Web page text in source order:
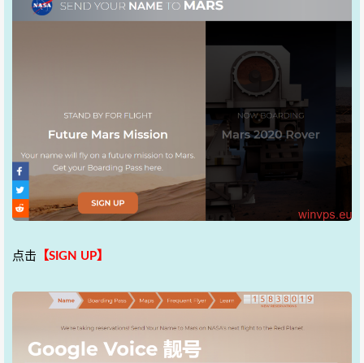
点击 【SIGN UP】